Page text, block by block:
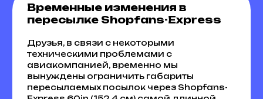
Временные изменения в
пересылке Shopfans-Express
Друзья, в связи с некоторыми
техническими проблемами с
авиакомпанией, временно мы
вынуждены ограничить габариты
пересылаемых посылок через Shopfans-